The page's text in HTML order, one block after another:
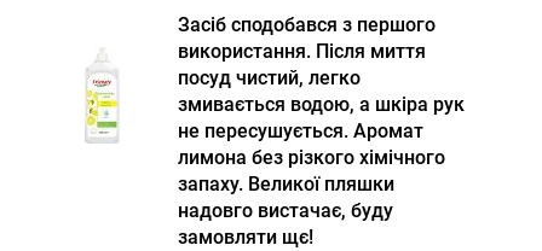
Засіб сподобався з першого
використання. Після миття
посуд чистий, легко
змивається водою, а шкіра рук
не пересушується. Аромат
лимона без різкого хімічного
запаху. Великої пляшки
надовго вистачає, буду
замовляти щє!